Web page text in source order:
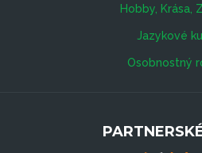
Hobby, Krása,
Jazykové
Osobnostný